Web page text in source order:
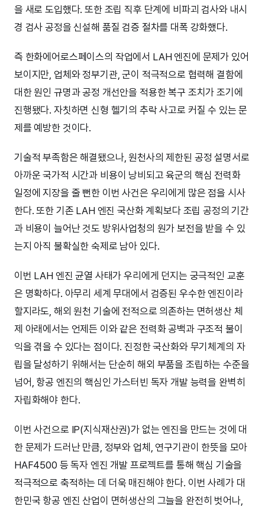
을 새로 도입했다. 또한 조립 직후 단계에 비파괴 검사와 내시
경 검사 공정을 신설해 품질 검증 절차를 대폭 강화했다.
즉 한화에어로스페이스의 작업에서 LAH 엔진에 문제가 있어
보이지만, 업체와 정부기관, 군이 적극적으로 협력해 결함에
대한 원인 규명과 공정 개선안을 적용한 복구 조치가 조기에
진행됐다. 자칫하면 신형 헬기의 추락 사고로 커질 수 있는 문
제를 예방한 것이다.
기술적 부족함은 해결됐으나, 원천사의 제한된 공정 설명서로
아까운 국가적 시간과 비용이 낭비되고 육군의 핵심 전력화
일정에 지장을 줄 뻔한 이번 사건은 우리에게 많은 점을 시사
한다. 또한 기존 LAH 엔진 국산화 계획보다 조립 공정의 기간
과 비용이 늘어난 것도 방위사업청의 원가 보전을 받을 수 있
는지 아직 불확실한 숙제로 남아 있다.
이번 LAH 엔진 균열 사태가 우리에게 던지는 궁극적인 교훈
은 명확하다. 아무리 세계 무대에서 검증된 우수한 엔진이라
할지라도, 해외 원천 기술에 전적으로 의존하는 면허생산 체
제 아래에서는 언제든 이와 같은 전력화 공백과 구조적 불이
익을 겪을 수 있다는 점이다. 진정한 국산화와 무기체계의 자
립을 달성하기 위해서는 단순히 해외 부품을 조립하는 수준을
넘어, 항공 엔진의 핵심인 가스터빈 독자 개발 능력을 완벽히
자립화해야 한다.
이번 사건으로 IP(지식재산권)가 없는 엔진을 만드는 것에 대
한 문제가 드러난 만큼, 정부와 업체, 연구기관이 한뜻을 모아
HAF4500 등 독자 엔진 개발 프로젝트를 통해 핵심 기술을
적극적으로 축적하는 데 더욱 매진해야 한다. 이번 사례가 대
한민국 항공 엔진 산업이 면허생산의 그늘을 완전히 벗어나,